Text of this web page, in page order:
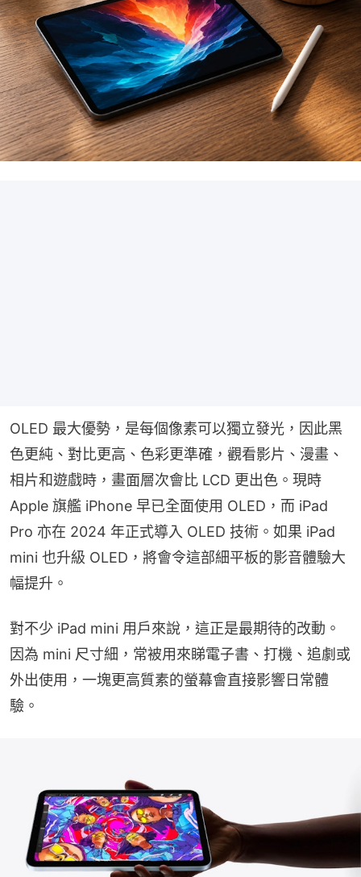
OLED 最大優勢，是每個像素可以獨立發光，因此黑
色更純、對比更高、色彩更準確，觀看影片、漫畫、
相片和遊戲時，畫面層次會比 LCD 更出色。現時
Apple 旗艦 iPhone 早已全面使用 OLED，而 iPad
Pro 亦在 2024 年正式導入 OLED 技術。如果 iPad
mini 也升級 OLED，將會令這部細平板的影音體驗大
幅提升。
對不少 iPad mini 用戶來說，這正是最期待的改動。
因為 mini 尺寸細，常被用來睇電子書、打機、追劇或
外出使用，一塊更高質素的螢幕會直接影響日常體
驗。